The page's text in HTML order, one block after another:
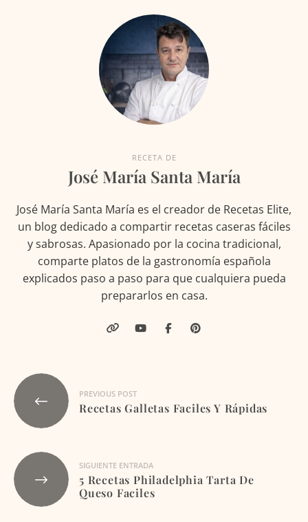
RECETA DE
José María Santa María
José María Santa María es el creador de Recetas Elite,
un blog dedicado a compartir recetas caseras fáciles
y sabrosas. Apasionado por la cocina tradicional,
comparte platos de la gastronomía española
explicados paso a paso para que cualquiera pueda
prepararlos en casa.
Navegación
de
entradas
PREVIOUS POST
Recetas Galletas Faciles Y Rápidas
SIGUIENTE ENTRADA
5 Recetas Philadelphia Tarta De
Queso Faciles